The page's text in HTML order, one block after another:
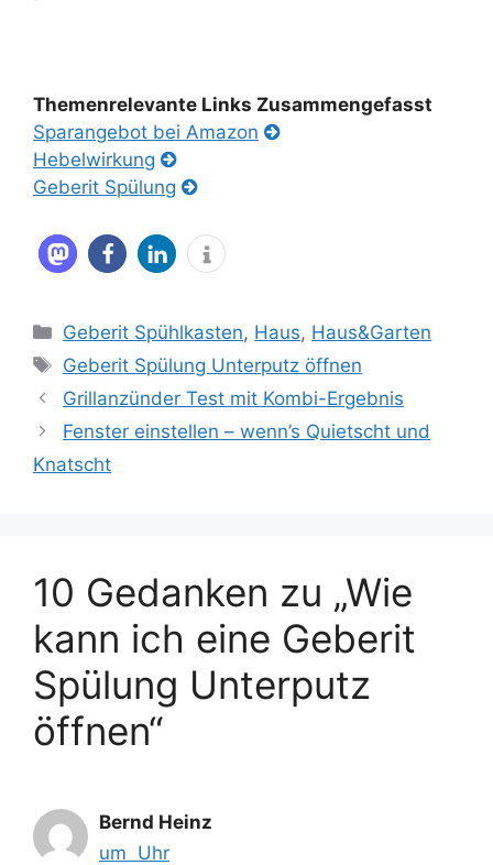
Themenrelevante Links Zusammengefasst
Sparangebot bei Amazon
Hebelwirkung
Geberit Spülung
Kategorien
Geberit Spühlkasten, Haus, Haus&Garten
Schlagwörter
Geberit Spülung Unterputz öffnen
Grillanzünder Test mit Kombi-Ergebnis
Fenster einstellen – wenn’s Quietscht und
Knatscht
10 Gedanken zu „Wie
kann ich eine Geberit
Spülung Unterputz
öffnen“
Bernd Heinz
um Uhr